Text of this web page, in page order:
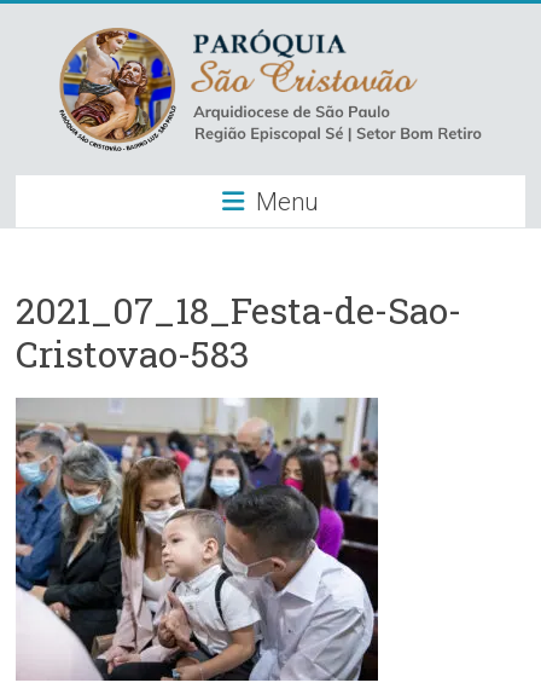
content
Paróquia
São
–
Luz
Arquidiocese
de
São
Paulo
–
Região
Episcopal
Menu
2021_07_18_Festa-de-Sao-
Cristovao-583